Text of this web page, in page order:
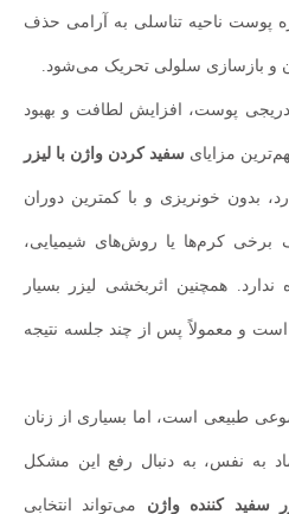
پوست ناحیه تناسلی به آرامی حذف
و بازسازی سلولی تحریک می‌شود.
پوست، افزایش لطافت و بهبود
مزایای سفید کردن واژن با لیزر
بدون خونریزی و با کمترین دوران
برخی کرم‌ها یا روش‌های شیمیایی،
همچنین اثربخشی لیزر بسیار
است و معمولاً پس از چند جلسه نتیجه
طبیعی است، اما بسیاری از زنان
به نفس، به دنبال رفع این مشکل
سفید کننده واژن می‌تواند انتخابی